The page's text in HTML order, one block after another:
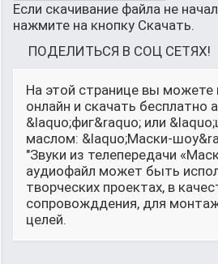
Если скачивание файла не
нажмите на кнопку Скачать.
ПОДЕЛИТЬСЯ В СОЦ СЕТЯХ!
На этой странице вы можете
онлайн и скачать бесплатно
&laquo;фиг&raquo; или
маслом: &laquo;Маски-
"Звуки из телепередачи
аудиофайл может быть
творческих проектах, в
сопровожддения, для
целей.